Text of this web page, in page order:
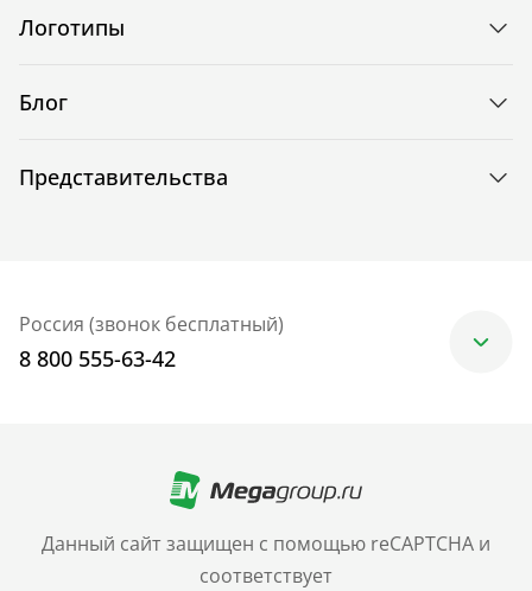
Данный сайт защищен с помощью reCAPTCHA и
соответствует
Логотипы
Блог
Представительства
Россия (звонок бесплатный)
8 800 555-63-42
+7 (499) 705-30-10
Санкт-Петербург
+7 (812) 600-77-33